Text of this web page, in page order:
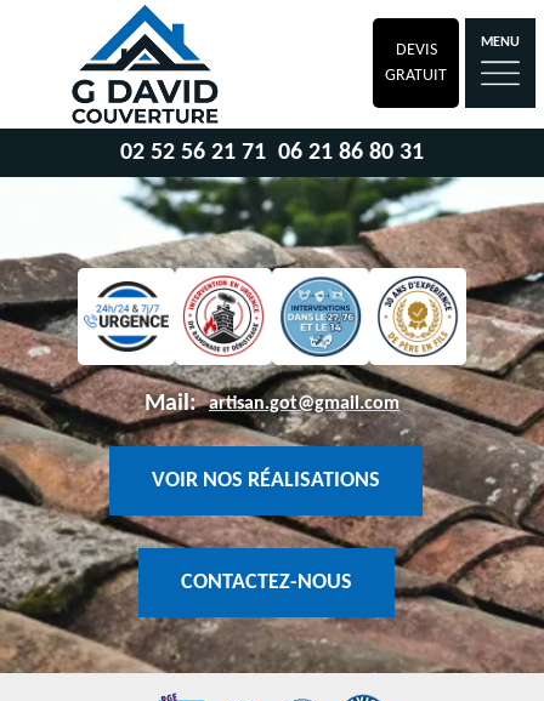
DEVIS
GRATUIT
MENU
02 52 56 21 71 06 21 86 80 31
Mail: artisan.got@gmail.com
VOIR NOS RÉALISATIONS
CONTACTEZ-NOUS